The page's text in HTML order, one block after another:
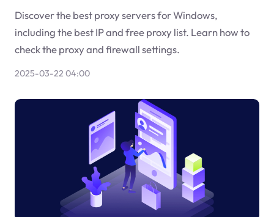
Discover the best proxy servers for Windows,
including the best IP and free proxy list. Learn how to
check the proxy and firewall settings.
2025-03-22 04:00